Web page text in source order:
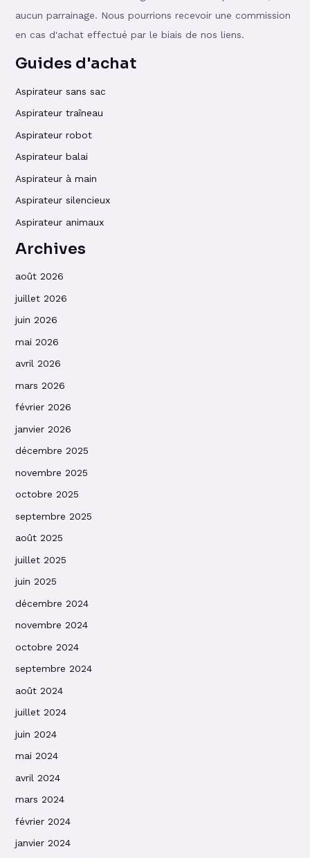
aucun parrainage. Nous pourrions recevoir une commission
en cas d'achat effectué par le biais de nos liens.
Guides d'achat
Aspirateur sans sac
Aspirateur traîneau
Aspirateur robot
Aspirateur balai
Aspirateur à main
Aspirateur silencieux
Aspirateur animaux
Archives
août 2026
juillet 2026
juin 2026
mai 2026
avril 2026
mars 2026
février 2026
janvier 2026
décembre 2025
novembre 2025
octobre 2025
septembre 2025
août 2025
juillet 2025
juin 2025
décembre 2024
novembre 2024
octobre 2024
septembre 2024
août 2024
juillet 2024
juin 2024
mai 2024
avril 2024
mars 2024
février 2024
janvier 2024